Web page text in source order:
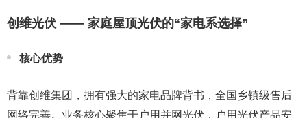
创维光伏 —— 家庭屋顶光伏的“家电系选择”
核心优势
背靠创维集团，拥有强大的家电品牌背书，全国乡镇级售后
网络完善。业务核心聚焦于户用并网光伏，户用光伏产品安